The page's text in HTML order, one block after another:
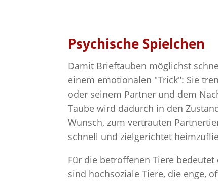
Psychische Spielchen
Damit Brieftauben möglichst
einem emotionalen "Trick": Sie
oder seinem Partner und dem
Taube wird dadurch in den
Wunsch, zum vertrauten
schnell und zielgerichtet
Für die betroffenen Tiere
sind hochsoziale Tiere, die enge,